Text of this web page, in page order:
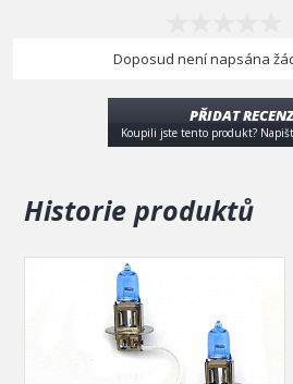
Doposud není napsána
PŘIDAT
Koupili jste tento produkt?
Historie produktů